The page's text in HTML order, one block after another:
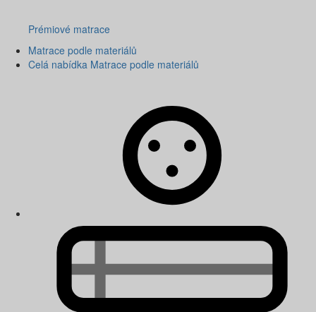
Prémiové matrace
Matrace podle materiálů
Celá nabídka Matrace podle materiálů